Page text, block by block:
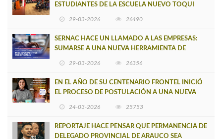
ESTUDIANTES DE LA ESCUELA NUEVO TOQUI
29-03-2026 26490
SERNAC HACE UN LLAMADO A LAS EMPRESAS:
SUMARSE A UNA NUEVA HERRAMIENTA DE
29-03-2026 26356
EN EL AÑO DE SU CENTENARIO FRONTEL INICIÓ
EL PROCESO DE POSTULACIÓN A UNA NUEVA
24-03-2026 25753
REPORTAJE HACE PENSAR QUE PERMANENCIA DE
DELEGADO PROVINCIAL DE ARAUCO SEA